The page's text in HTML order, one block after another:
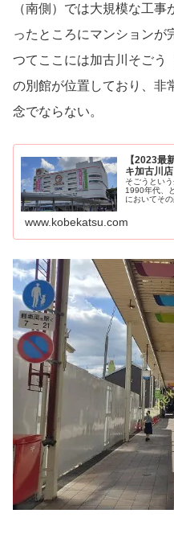
（南側）では大規模な工
ったところにマンションが
つてここには加古川そごう
の別館が位置しており、非
念でならない。
【2023最
キ加古川
そごうとい
1990年代、
においてそ
www.kobekatsu.com